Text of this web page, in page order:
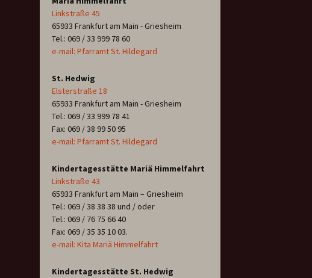
Linkstraße 45
65933 Frankfurt am Main - Griesheim
Tel.: 069 / 33 999 78 60
e-mail: Pfarramt St. Hildegard
St. Hedwig
Elsterstraße 18
65933 Frankfurt am Main - Griesheim
Tel.: 069 / 33 999 78 41
Fax: 069 / 38 99 50 95
e-mail: Pfarramt St. Hildegard
Kindertagesstätte Mariä Himmelfahrt
Linkstraße 43
65933 Frankfurt am Main – Griesheim
Tel.: 069 / 38 38 38 und / oder
Tel.: 069 / 76 75 66 40
Fax: 069 / 35 35 10 03.
e-mail: Kita Mariä Himmelfahrt
Kindertagesstätte St. Hedwig